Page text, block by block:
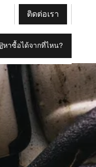
ติดต่อเรา
หาซื้อได้จากที่ไหน?